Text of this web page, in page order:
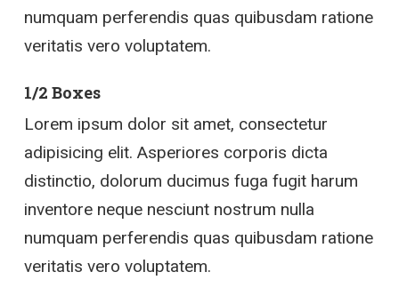
numquam perferendis quas quibusdam ratione
veritatis vero voluptatem.
1/2 Boxes
Lorem ipsum dolor sit amet, consectetur
adipisicing elit. Asperiores corporis dicta
distinctio, dolorum ducimus fuga fugit harum
inventore neque nesciunt nostrum nulla
numquam perferendis quas quibusdam ratione
veritatis vero voluptatem.